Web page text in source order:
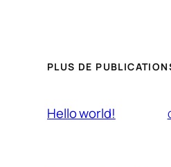
PLUS DE
Hello world!